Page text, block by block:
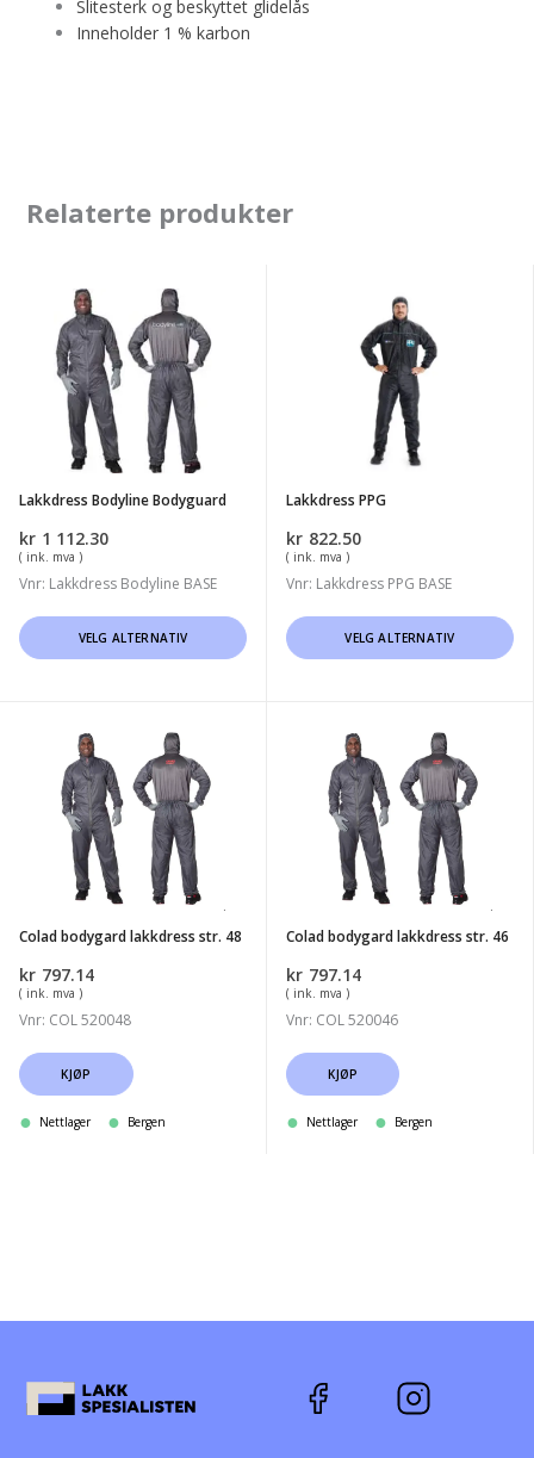
Slitesterk og beskyttet glidelås
Inneholder 1 % karbon
Relaterte produkter
Lakkdress
Bodyline
Bodyguard
Lakkdress Bodyline Bodyguard
kr 1 112.30
( ink. mva )
Vnr: Lakkdress Bodyline BASE
VELG ALTERNATIV
Dette
produktet
varianter.
Alternativene
velges
produktsiden
Lakkdress PPG
kr 822.50
( ink. mva )
Vnr: Lakkdress PPG BASE
VELG ALTERNATIV
Dette
produktet
varianter.
Alternativene
velges
produktsiden
bodygard
lakkdress
Colad bodygard lakkdress str. 48
kr 797.14
( ink. mva )
Vnr: COL 520048
KJØP
Nettlager Bergen
bodygard
lakkdress
Colad bodygard lakkdress str. 46
kr 797.14
( ink. mva )
Vnr: COL 520046
KJØP
Nettlager Bergen